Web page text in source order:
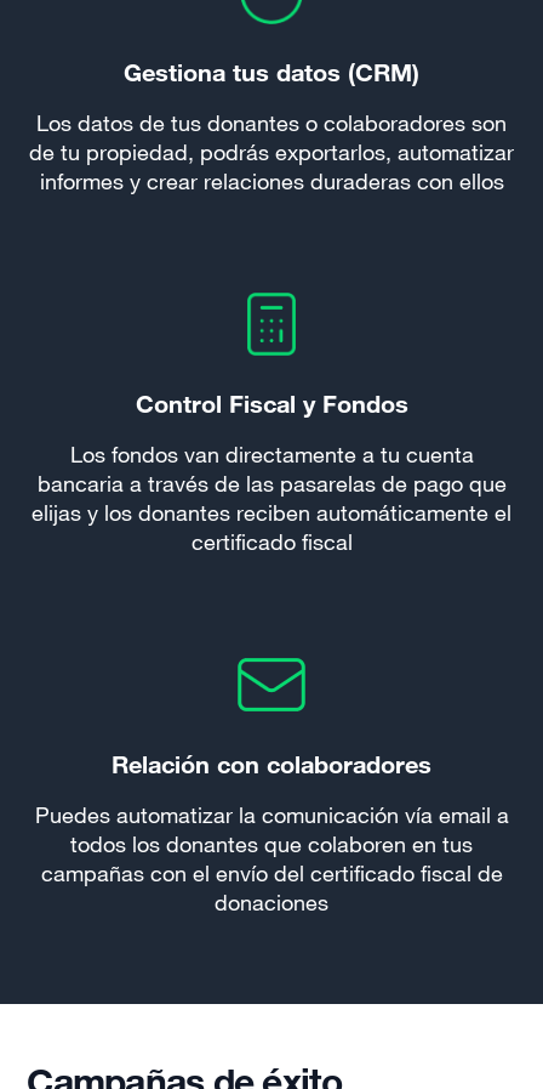
Gestiona tus datos (CRM)
Los datos de tus donantes o colaboradores son
de tu propiedad, podrás exportarlos, automatizar
informes y crear relaciones duraderas con ellos
Control Fiscal y Fondos
Los fondos van directamente a tu cuenta
bancaria a través de las pasarelas de pago que
elijas y los donantes reciben automáticamente el
certificado fiscal
Relación con colaboradores
Puedes automatizar la comunicación vía email a
todos los donantes que colaboren en tus
campañas con el envío del certificado fiscal de
donaciones